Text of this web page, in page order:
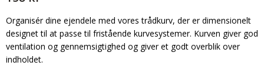
Organisér dine ejendele med vores trådkurv, der er dimensionelt
designet til at passe til fristående kurvesystemer. Kurven giver god
ventilation og gennemsigtighed og giver et godt overblik over
indholdet.